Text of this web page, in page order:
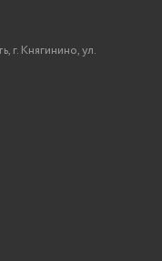
г. Княгинино, ул.